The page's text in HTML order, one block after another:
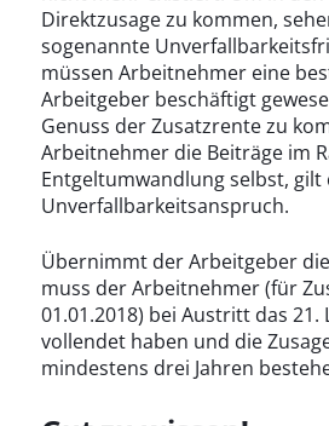
Direktzusage zu kommen,
sogenannte
müssen Arbeitnehmer eine
Arbeitgeber beschäftigt
Genuss der Zusatzrente zu
Arbeitnehmer die Beiträge im
Entgeltumwandlung selbst,
Unverfallbarkeitsanspruch.
Übernimmt der Arbeitgeber
muss der Arbeitnehmer (für
01.01.2018) bei Austritt das 21.
vollendet haben und die
mindestens drei Jahren